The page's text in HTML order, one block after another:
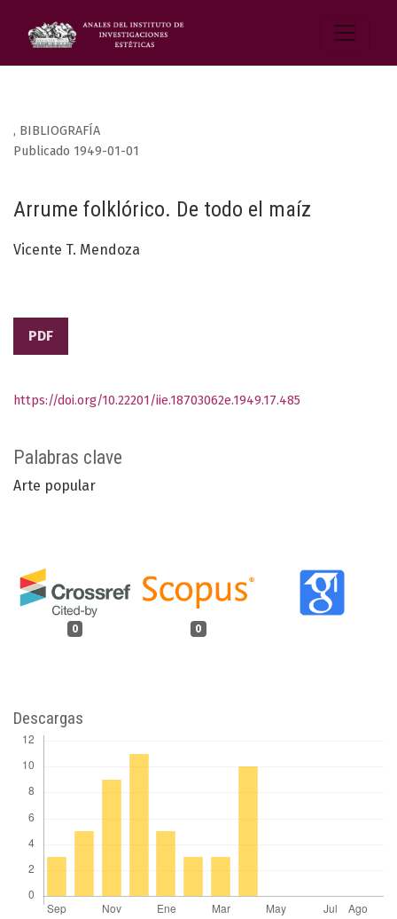
, BIBLIOGRAFÍA
Arrume folklórico. De todo el maíz
Publicado 1949-01-01
Vicente T. Mendoza
PDF
Palabras clave
Arte popular
0 0
https://doi.org/10.22201/iie.18703062e.1949.17.485
Descargas